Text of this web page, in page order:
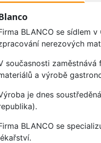
BLANCO se sídlem
nerezových
současnosti
a výrobě
je dnes
BLANCO se